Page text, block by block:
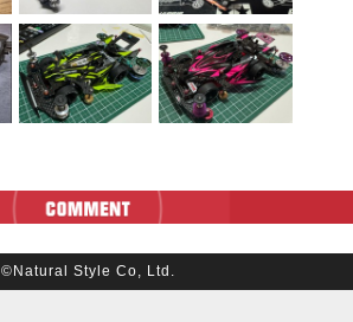
©Natural Style Co, Ltd.